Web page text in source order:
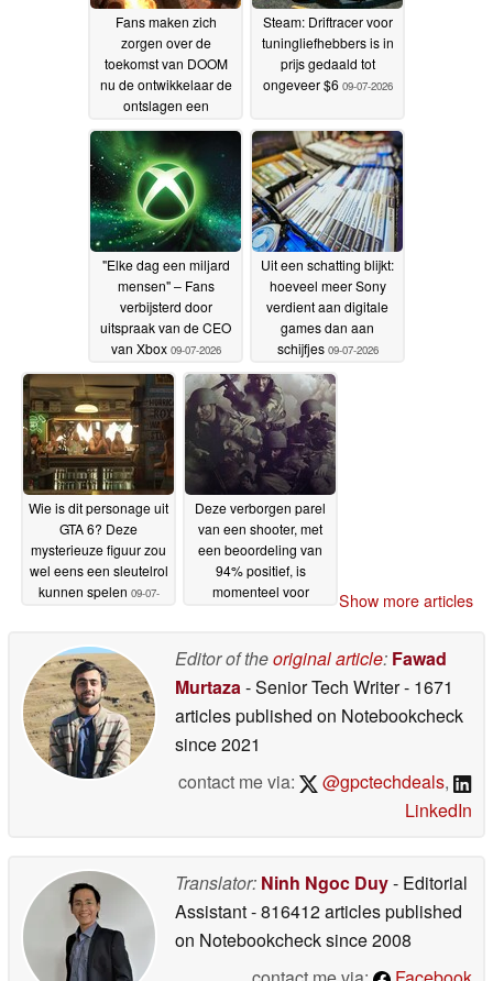
Fans maken zich
zorgen over de
toekomst van DOOM
nu de ontwikkelaar de
ontslagen een
10-07-
2026
Steam: Driftracer voor
tuningliefhebbers is in
prijs gedaald tot
ongeveer $6 09-07-2026
"Elke dag een miljard
mensen" – Fans
verbijsterd door
uitspraak van de CEO
van Xbox 09-07-2026
Uit een schatting blijkt:
hoeveel meer Sony
verdient aan digitale
games dan aan
schijfjes 09-07-2026
Wie is dit personage uit
GTA 6? Deze
mysterieuze figuur zou
wel eens een sleutelrol
kunnen spelen 09-07-
Deze verborgen parel
van een shooter, met
een beoordeling van
94% positief, is
momenteel voor
08-07-2026
Show more articles
Editor of theoriginal article: Fawad
Murtaza- Senior Tech Writer- 1671
articles published on Notebookcheck
since 2021
contact me via:
@gpctechdeals,
LinkedIn
Translator: Ninh Ngoc Duy- Editorial
Assistant- 816412 articles published
on Notebookchecksince 2008